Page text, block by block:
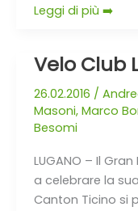
Leggi di più ➡️
Velo Club
26.02.2016 /
Masoni, Marco
Besomi
LUGANO – Il
a celebrare la
Canton Ticino si
Velo
Lugano:
Edizione